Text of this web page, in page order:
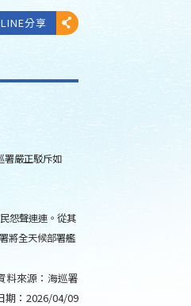
LINE分享
署嚴正駁斥如
怨聲連連。從其
將全天候部署艦
料來源： 海巡署
期： 2026/04/09